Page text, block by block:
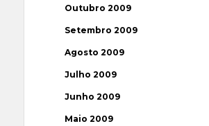
Outubro 2009
Setembro 2009
Agosto 2009
Julho 2009
Junho 2009
Maio 2009